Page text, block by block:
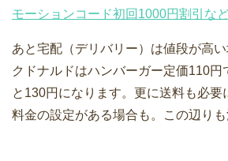
モーションコード初回1000円割引な
あと宅配（デリバリー）は値段が高
クドナルドはハンバーガー定価110円
と130円になります。更に送料も必要
料金の設定がある場合も。この辺りも